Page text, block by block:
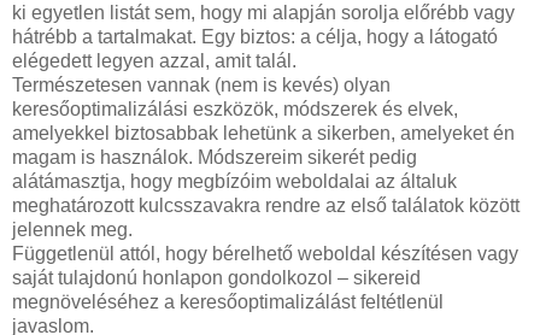
ki egyetlen listát sem, hogy mi alapján sorolja előrébb vagy
hátrébb a tartalmakat. Egy biztos: a célja, hogy a látogató
elégedett legyen azzal, amit talál.
Természetesen vannak (nem is kevés) olyan
keresőoptimalizálási eszközök, módszerek és elvek,
amelyekkel biztosabbak lehetünk a sikerben, amelyeket én
magam is használok. Módszereim sikerét pedig
alátámasztja, hogy megbízóim weboldalai az általuk
meghatározott kulcsszavakra rendre az első találatok között
jelennek meg.
Függetlenül attól, hogy bérelhető weboldal készítésen vagy
saját tulajdonú honlapon gondolkozol – sikereid
megnöveléséhez a keresőoptimalizálást feltétlenül
javaslom.